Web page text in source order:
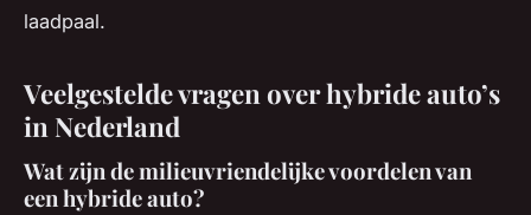
laadpaal.
Veelgestelde vragen over hybride auto’s
in Nederland
Wat zijn de milieuvriendelijke voordelen van
een hybride auto?